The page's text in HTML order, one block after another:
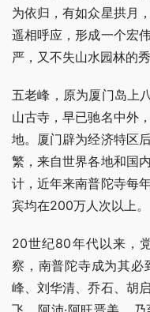
为依归，有如众星拱月
遥相呼应，形成一个宏
严，又不失山水园林的秀
五老峰，原为厦门岛上
山古寺，早已驰名中外
地。厦门辟为经济特区
繁，来自世界各地和国
计，近年来南普陀寺每
宾均在200万人次以上。
20世纪80年代以来，
察，南普陀寺成为其必
峰、刘华清、乔石、胡